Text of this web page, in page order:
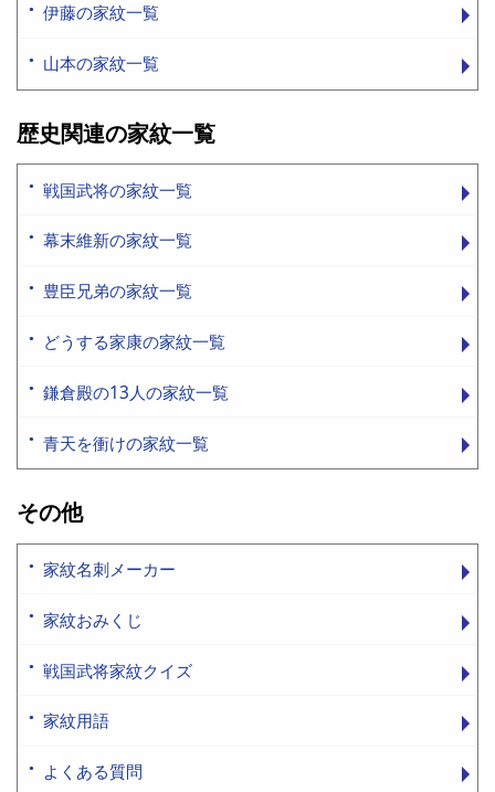
伊藤の家紋一覧
山本の家紋一覧
歴史関連の家紋一覧
戦国武将の家紋一覧
幕末維新の家紋一覧
豊臣兄弟の家紋一覧
どうする家康の家紋一覧
鎌倉殿の13人の家紋一覧
青天を衝けの家紋一覧
その他
家紋名刺メーカー
家紋おみくじ
戦国武将家紋クイズ
家紋用語
よくある質問